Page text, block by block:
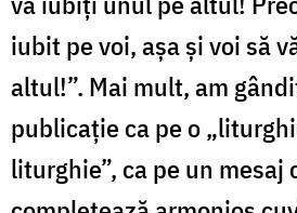
iubit pe voi, aşa şi voi să
altul!”. Mai mult, am
publicaţie ca pe o
liturghie”, ca pe un mesaj